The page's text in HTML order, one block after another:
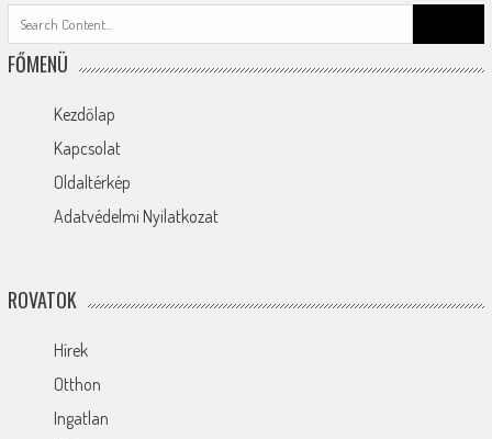
for:
FŐMENÜ
Kezdőlap
Kapcsolat
Oldaltérkép
Adatvédelmi Nyilatkozat
ROVATOK
Hírek
Otthon
Ingatlan